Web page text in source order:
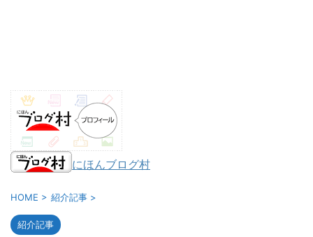
にほんブログ村
HOME > 紹介記事 >
紹介記事